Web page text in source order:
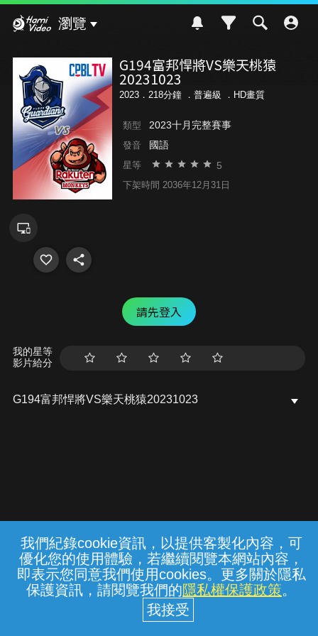
我們紀錄cookie資訊，以提供客製化內容，可
優化您的使用體驗，若繼續閱覽本網站內容，
即表示您同意我們使用cookies。更多關於隱私
保護資訊，請閱覽我們的隱私權保護政策。
瀏覽
G194富邦悍將VS樂天桃猿
20231023
2023．218分鐘 ． 普遍級 ．HD畫質
類型 2023十月完整賽事
發音 國語
星等 5
下架時間 2036年12月31日
請先登入
我的星等
影片給分
G194富邦悍將VS樂天桃猿20231023
常見問題 線上客服 服務條款 隱私權保護
中華電信股份有限公司個人家庭分公司
(統一編號：96979949) © 2026
{{notifyMsg}}